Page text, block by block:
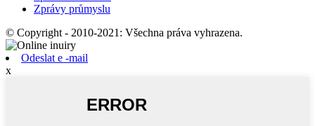
Zprávy průmyslu
© Copyright - 2010-2021: Všechna práva vyhrazena.
Odeslat e -mail
x